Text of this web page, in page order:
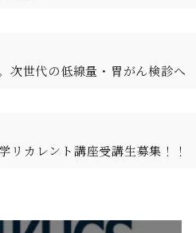
次世代の低線量・胃がん検診へ
カレント講座受講生募集！！